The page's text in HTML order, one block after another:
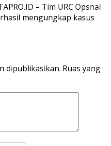
– Tim URC Opsnal
mengungkap kasus
dipublikasikan. Ruas yang